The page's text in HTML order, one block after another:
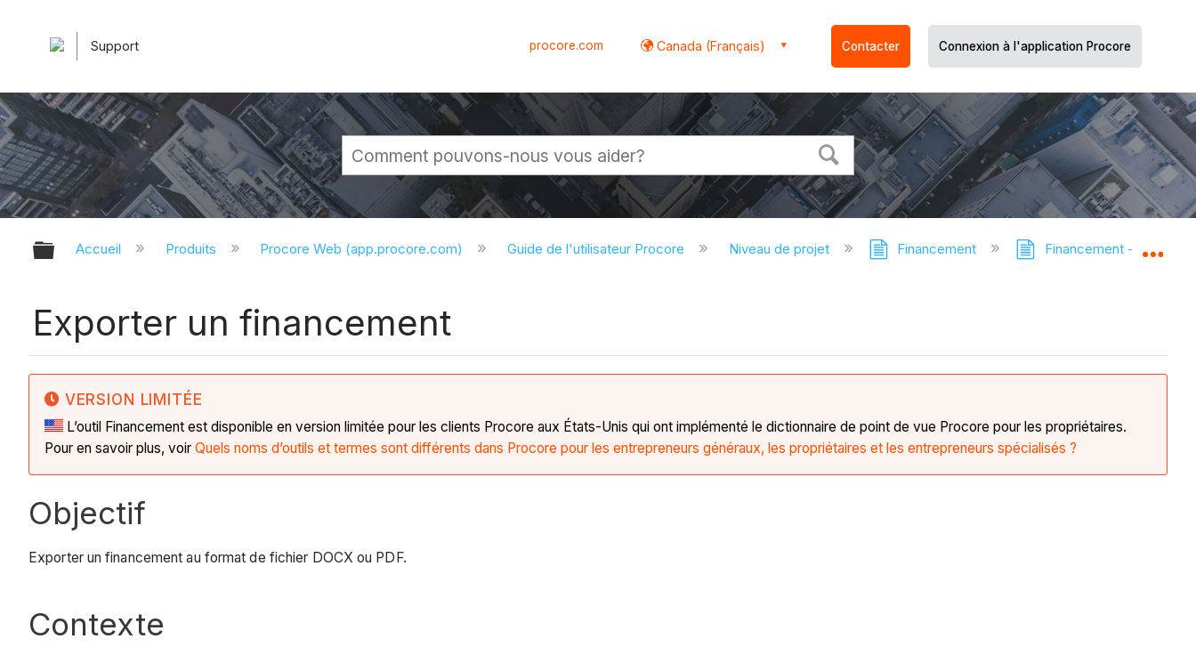
Support procore.com Canada (Français) Contacter Connexion à l'application Procore
Développer/réduire la hiérarchie globale
Accueil Produits Procore Web (app.procore.com) Guide de l'utilisateur Procore Niveau de projet Financement Financement - Tutoriels
Exporter un financement
VERSION LIMITÉE
L’outil Financement est disponible en version limitée pour les clients Procore aux États-Unis qui ont implémenté le dictionnaire de point de vue Procore pour les propriétaires.
Pour en savoir plus, voir Quels noms d’outils et termes sont différents dans Procore pour les entrepreneurs généraux, les propriétaires et les entrepreneurs spécialisés ?
Objectif
Exporter un financement au format de fichier DOCX ou PDF.
Contexte